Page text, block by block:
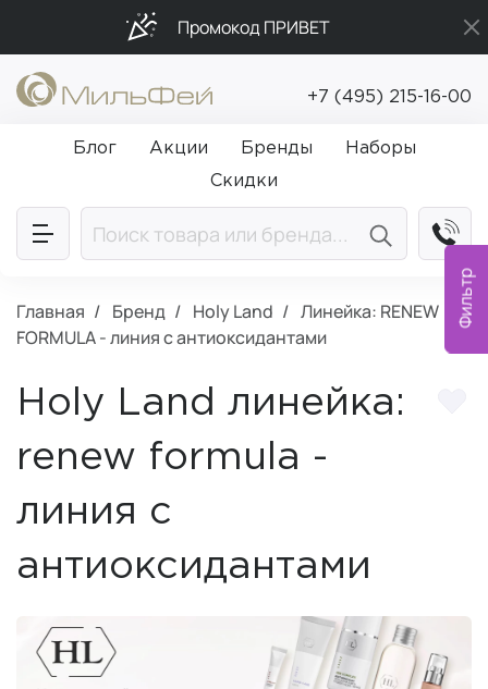
Фильтр
Промокод ПРИВЕТ
Подарки в каждый заказ от 5 000₽
Бесплатная доставка от 5 000₽
+7 (495) 215-16-00
Блог Акции Бренды
Наборы
Скидки
Главная Бренд Holy Land
Линейка: RENEW
FORMULA - линия с антиоксидантами
Holy Land линейка:
renew formula -
линия с
антиоксидантами